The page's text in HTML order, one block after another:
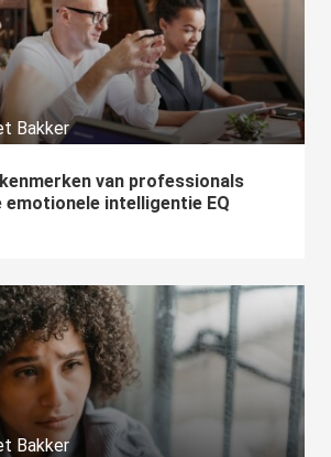
Bakker
van professionals
emotionele intelligentie EQ
Bakker